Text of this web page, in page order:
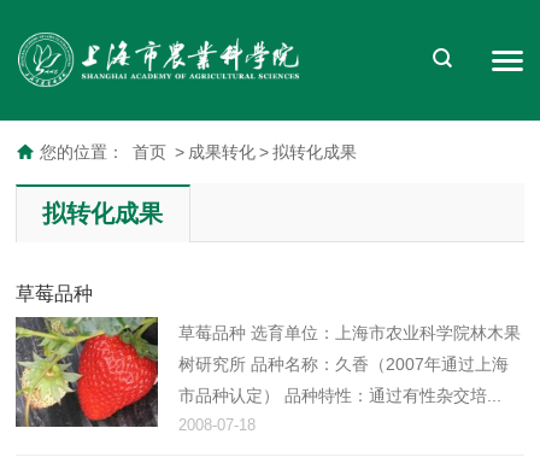
您的位置： 首页 > 成果转化 > 拟转化成果
拟转化成果
草莓品种
草莓品种 选育单位：上海市农业科学院林木果
树研究所 品种名称：久香（2007年通过上海
市品种认定） 品种特性：通过有性杂交培...
2008-07-18